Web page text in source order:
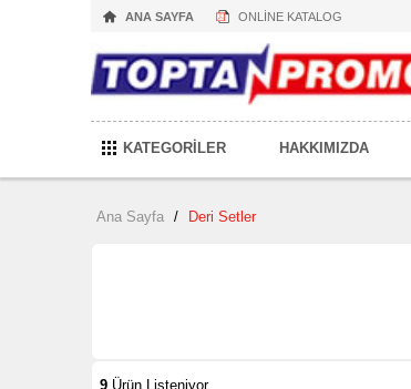
ANA SAYFA ONLİNE KATALOG
KATEGORİLER HAKKIMIZDA
Ana Sayfa / Deri Setler
9 Ürün Listeniyor.